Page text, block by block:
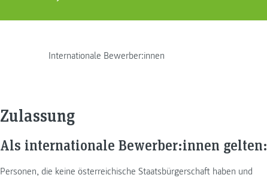
Internationale Bewerber:innen
Zulassung
Als internationale Bewerber:innen gelten:
Personen, die keine österreichische Staatsbürgerschaft haben und